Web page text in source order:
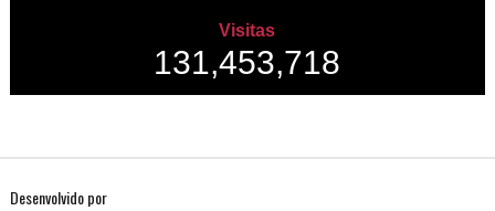
Visitas
131,453,718
Desenvolvido por